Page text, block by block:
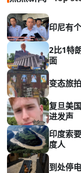
印尼有
2比1特
面
变态旅
复旦美
进发声
印度索
度人
到处停